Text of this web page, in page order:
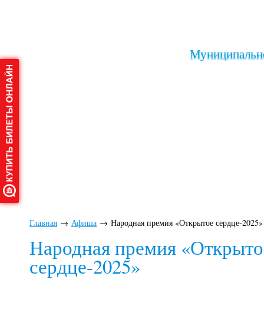
Главная → Афиша → Народная премия «Открытое сердце-2025»
Народная премия
сердце-2025»